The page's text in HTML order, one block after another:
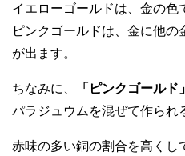
イエローゴールドは、金の色
ピンクゴールドは、金に他
が出ます。
ちなみに、 「ピンクゴールド」
パラジュウムを混ぜて作られ
赤味の多い銅の割合を高くし